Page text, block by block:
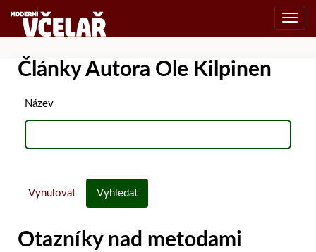
Články Autora Ole Kilpinen
Název
Vynulovat Vyhledat
Otazníky nad metodami